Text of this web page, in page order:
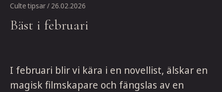
Culte tipsar/ 26.02.2026
Bäst i februari
I februari blir vi kära i en novellist, älskar en
magisk filmskapare och fängslas av en